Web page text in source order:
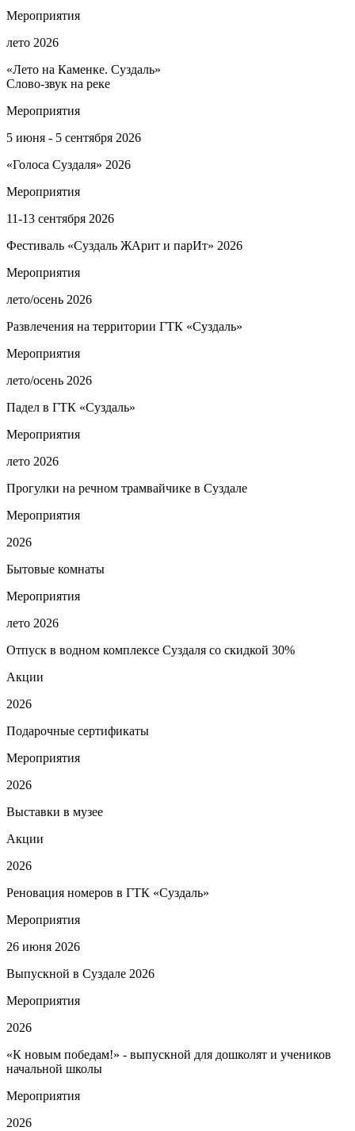
Мероприятия
лето 2026
«Лето на Каменке. Суздаль»
Слово-звук на реке
Мероприятия
5 июня - 5 сентября 2026
«Голоса Суздаля» 2026
Мероприятия
11-13 сентября 2026
Фестиваль «Суздаль ЖАрит и парИт» 2026
Мероприятия
лето/осень 2026
Развлечения на территории ГТК «Суздаль»
Мероприятия
лето/осень 2026
Падел в ГТК «Суздаль»
Мероприятия
лето 2026
Прогулки на речном трамвайчике в Суздале
Мероприятия
2026
Бытовые комнаты
Мероприятия
лето 2026
Отпуск в водном комплексе Суздаля со скидкой 30%
Акции
2026
Подарочные сертификаты
Мероприятия
2026
Выставки в музее
Акции
2026
Реновация номеров в ГТК «Суздаль»
Мероприятия
26 июня 2026
Выпускной в Суздале 2026
Мероприятия
2026
«К новым победам!» - выпускной для дошколят и учеников
начальной школы
Мероприятия
2026